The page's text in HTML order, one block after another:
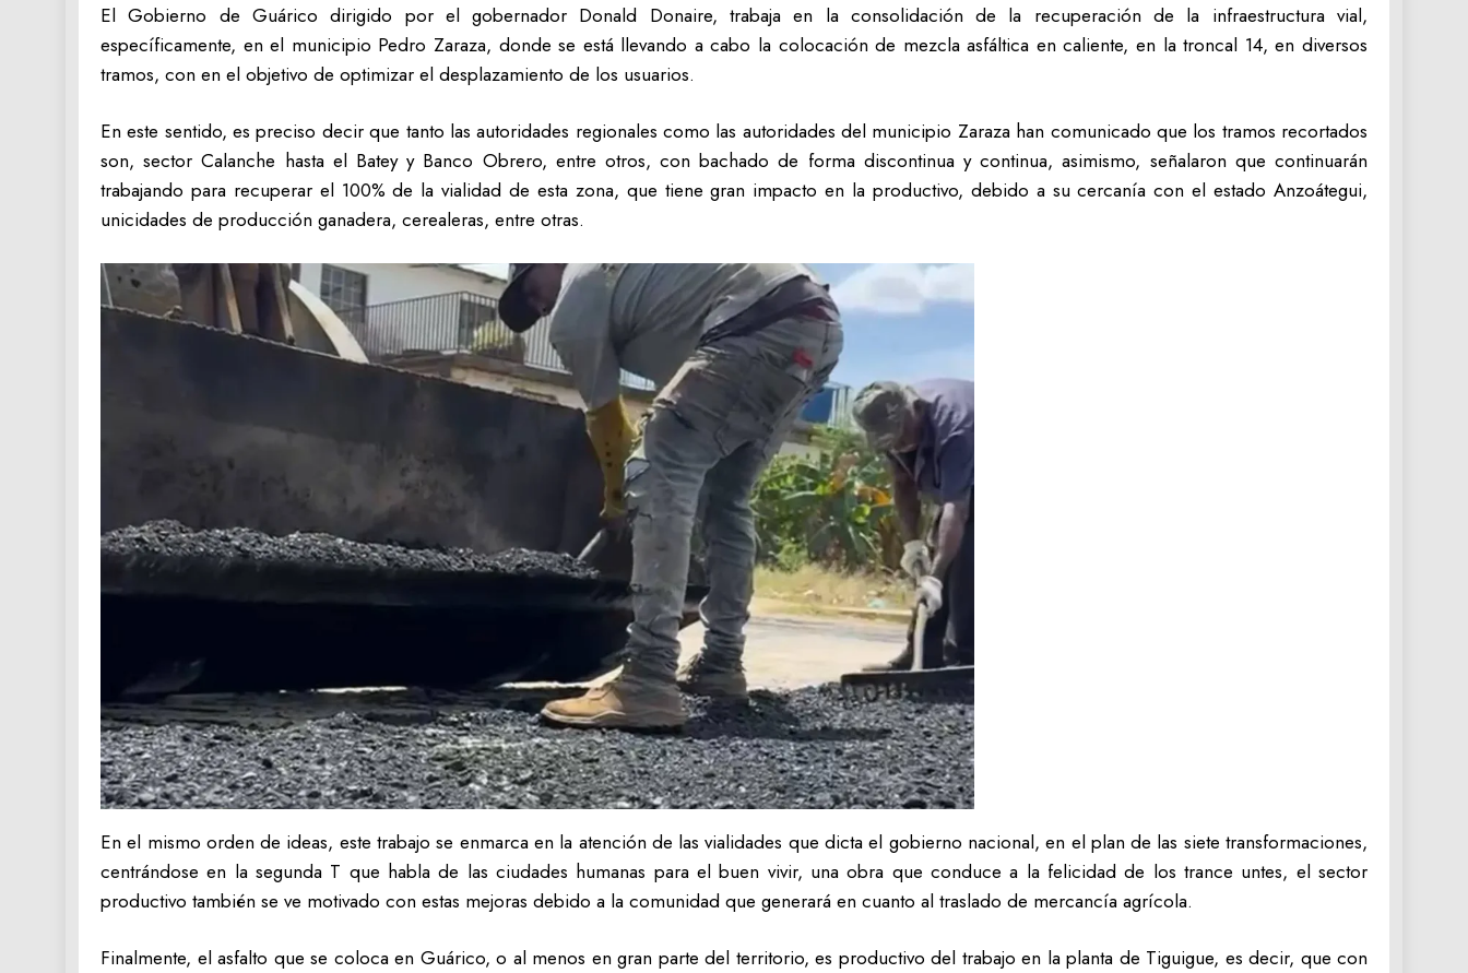
El Gobierno de Guárico dirigido por el gobernador Donald Donaire, trabaja en la consolidación de la recuperación de la infraestructura vial,
específicamente, en el municipio Pedro Zaraza, donde se está llevando a cabo la colocación de mezcla asfáltica en caliente, en la troncal 14, en diversos
tramos, con en el objetivo de optimizar el desplazamiento de los usuarios.
En este sentido, es preciso decir que tanto las autoridades regionales como las autoridades del municipio Zaraza han comunicado que los tramos recortados
son, sector Calanche hasta el Batey y Banco Obrero, entre otros, con bachado de forma discontinua y continua, asimismo, señalaron que continuarán
trabajando para recuperar el 100% de la vialidad de esta zona, que tiene gran impacto en la productivo, debido a su cercanía con el estado Anzoátegui,
unicidades de producción ganadera, cerealeras, entre otras.
En el mismo orden de ideas, este trabajo se enmarca en la atención de las vialidades que dicta el gobierno nacional, en el plan de las siete transformaciones,
centrándose en la segunda T que habla de las ciudades humanas para el buen vivir, una obra que conduce a la felicidad de los trance untes, el sector
productivo también se ve motivado con estas mejoras debido a la comunidad que generará en cuanto al traslado de mercancía agrícola.
Finalmente, el asfalto que se coloca en Guárico, o al menos en gran parte del territorio, es productivo del trabajo en la planta de Tiguigue, es decir, que con